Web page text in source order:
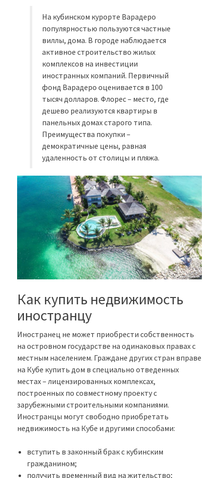
На кубинском курорте Варадеро
популярностью пользуются частные
виллы, дома. В городе наблюдается
активное строительство жилых
комплексов на инвестиции
иностранных компаний. Первичный
фонд Варадеро оценивается в 100
тысяч долларов. Флорес – место, где
дешево реализуются квартиры в
панельных домах старого типа.
Преимущества покупки –
демократичные цены, равная
удаленность от столицы и пляжа.
Как купить недвижимость
иностранцу
Иностранец не может приобрести собственность
на островном государстве на одинаковых правах с
местным населением. Граждане других стран вправе
на Кубе купить дом в специально отведенных
местах – лицензированных комплексах,
построенных по совместному проекту с
зарубежными строительными компаниями.
Иностранцы могут свободно приобретать
недвижимость на Кубе и другими способами:
вступить в законный брак с кубинским
гражданином;
получить временный вид на жительство;